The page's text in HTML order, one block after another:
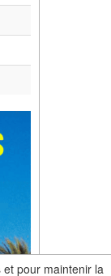
pour maintenir la